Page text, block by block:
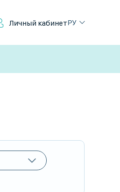
Личный кабинетРУ